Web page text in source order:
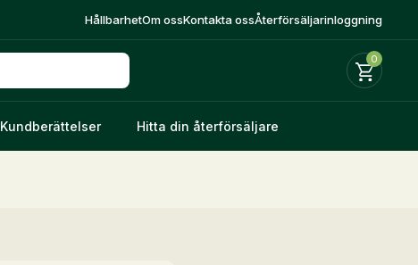
HållbarhetOm ossKontakta ossÅterförsäljarinloggning
0
Kundberättelser Hitta din återförsäljare